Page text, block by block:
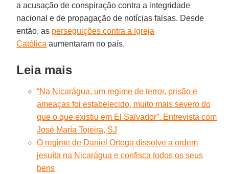
a acusação de conspiração contra a integridade
nacional e de propagação de notícias falsas. Desde
então, as perseguições contra a Igreja
Católica aumentaram no país.
Leia mais
“Na Nicarágua, um regime de terror, prisão e
ameaças foi estabelecido, muito mais severo do
que o que existiu em El Salvador”. Entrevista com
José María Tojeira, SJ
O regime de Daniel Ortega dissolve a ordem
jesuíta na Nicarágua e confisca todos os seus
bens